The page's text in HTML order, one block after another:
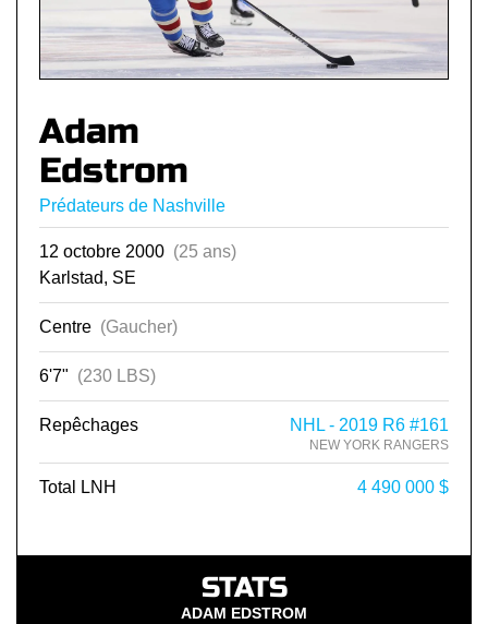
Adam
Edstrom
Prédateurs de Nashville
12 octobre 2000 (25 ans)
Karlstad, SE
Centre (Gaucher)
6'7" (230 LBS)
Repêchages NHL - 2019 R6 #161
NEW YORK RANGERS
Total LNH 4 490 000 $
STATS
ADAM EDSTROM